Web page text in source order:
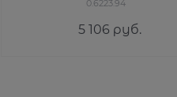
0.6223.94
5 106 руб.